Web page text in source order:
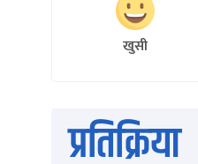
खुसी
प्रतिक्रिया